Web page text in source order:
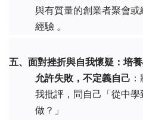
與有質量的創業者聚會
經驗 。
五、面對挫折與自我懷疑：培
允許失敗，不定義自己
我批評，問自己「從中
做？」